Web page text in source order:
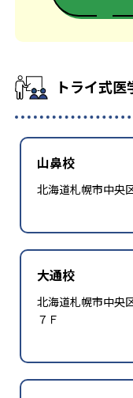
北海道大学 -
秋田大学 -
山形大学 -
筑波大学
東京医科歯科大
信州大学
名古屋大学 -
トライ式
山鼻校
北海道札幌市中央
大通校
北海道札幌市中央
７Ｆ